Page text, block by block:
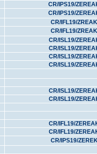
CR/IPS19/
CR/IPS19/
CR/IFL19/
CR/IFL19/
CR/ISL19/
CR/ISL19/
CR/ISL19/
CR/ISL19/
CR/ISL19/
CR/ISL19/
CR/IFL19/
CR/IFL19/
CR/IPS19/